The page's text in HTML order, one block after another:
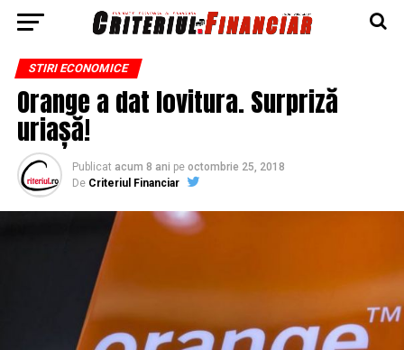
STIRI ECONOMICE
Orange a dat lovitura. Surpriză
uriașă!
Publicat acum 8 ani pe octombrie 25, 2018
De Criteriul Financiar